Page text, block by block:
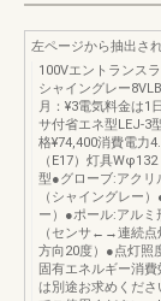
左ページから抽出さ
100Vエントランス
シャイングレー
月：¥3電気料金は1
サ付省エネ型LEJ-3
格¥74,400消費電力
（E17）灯具
型●グローブ:アクリ
（シャイングレー
ー）●ポール:アル
（センサ←→連続点
方向20度）●点灯照
固有エネルギー消
は別途お求めくだ